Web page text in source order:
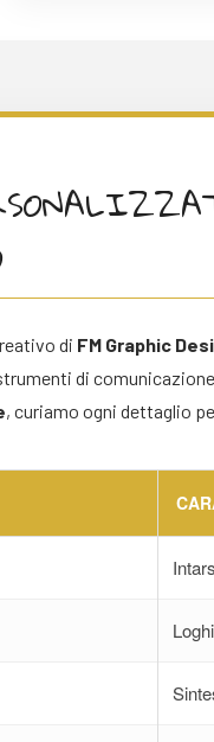
di FM Graphic
di
, curiamo ogni dettaglio